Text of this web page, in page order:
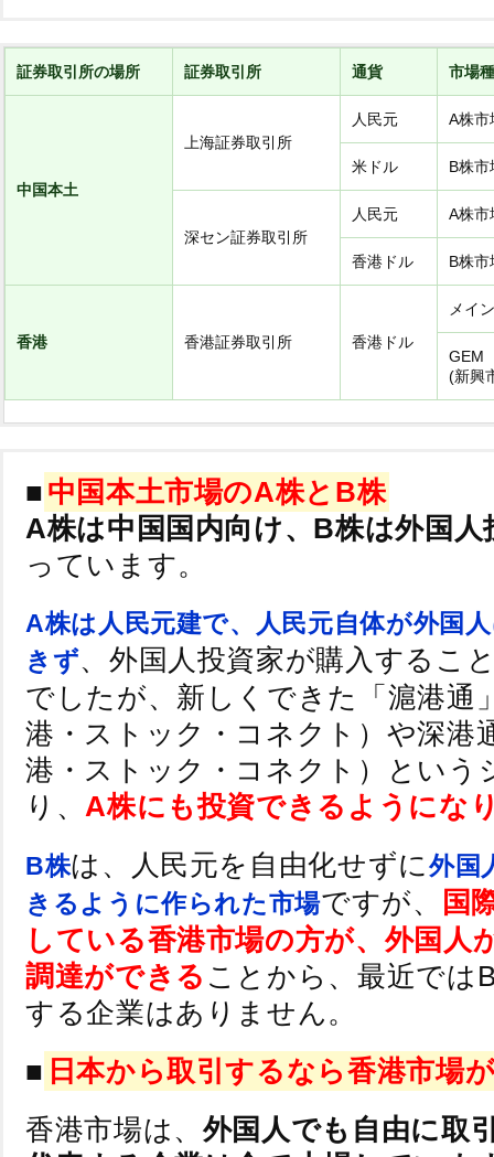
証券取引所の場所 証券取引所 通貨 市場
中国本土
上海証券取引所
人民元 A株市
米ドル B株市
深セン証券取引所
人民元 A株市
香港ドル B株市
香港 香港証券取引所 香港ドル
メイ
GEM
(新興
■ 中国本土市場のA株とB株
A株は中国国内向け、B株は外国人
っています。
A株は人民元建で、人民元自体が外国
きず、外国人投資家が購入するこ
でしたが、新しくできた「滬港通
港・ストック・コネクト）や深港
港・ストック・コネクト）という
り、A株にも投資できるようにな
B株は、人民元を自由化せずに外国
きるように作られた市場ですが、
国
している香港市場の方が、外国人
調達ができる ことから、最近では
する企業はありません。
■ 日本から取引するなら香港市場
香港市場は、 外国人でも自由に取